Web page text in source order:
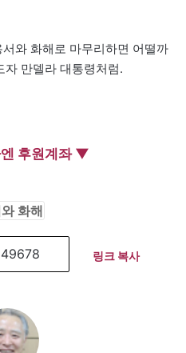
와 화해로 마무리하면 어떨까
만델라 대통령처럼.
후원계좌 ▼
화해
링크 복사